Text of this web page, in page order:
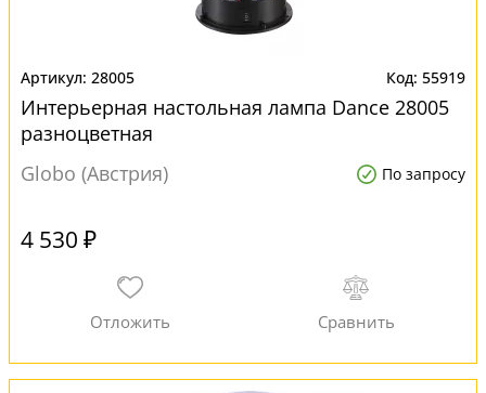
28005 55919
Интерьерная настольная лампа Dance 28005
разноцветная
Globo (Австрия)
По запросу
4 530 ₽